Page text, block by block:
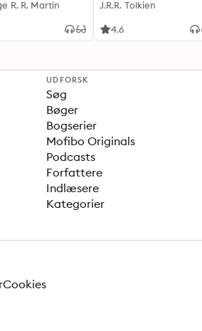
R. R. Martin
J.R.R. Tolkien
4.6
UDFORSK
Søg
Bøger
Bogserier
Mofibo Originals
Podcasts
Forfattere
Indlæsere
Kategorier
Cookies